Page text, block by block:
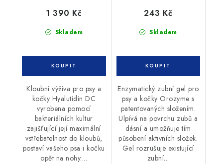
Skladem
1 390 Kč
Kloubní výživa pro psy a
kočky Hyalutidin DC
vyrobena pomocí
bakteriálních kultur
zajišťující její maximální
vstřebatelnost do kloubů,
postaví vašeho psa i kočku
opět na nohy....
Skladem
243 Kč
Enzymatický zubní gel pro
psy a kočky Orozyme s
patentovaných složením.
Ulpívá na povrchu zubů a
dásní a umožňuje tím
působení aktivních složek.
Gel rozrušuje existující
zubní...